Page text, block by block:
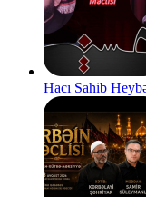
Hacı Sahib